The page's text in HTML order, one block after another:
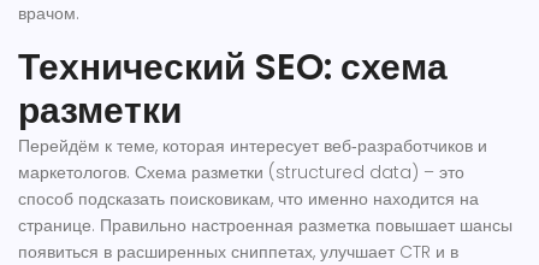
врачом.
Технический SEO: схема
разметки
Перейдём к теме, которая интересует веб‑разработчиков и
маркетологов. Схема разметки (structured data) – это
способ подсказать поисковикам, что именно находится на
странице. Правильно настроенная разметка повышает шансы
появиться в расширенных сниппетах, улучшает CTR и в